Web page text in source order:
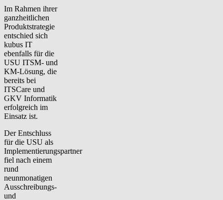
Im Rahmen ihrer
ganzheitlichen
Produktstrategie
entschied sich
kubus IT
ebenfalls für die
USU ITSM- und
KM-Lösung, die
bereits bei
ITSCare und
GKV Informatik
erfolgreich im
Einsatz ist.
Der Entschluss
für die USU als
Implementierungspartner
fiel nach einem
rund
neunmonatigen
Ausschreibungs-
und